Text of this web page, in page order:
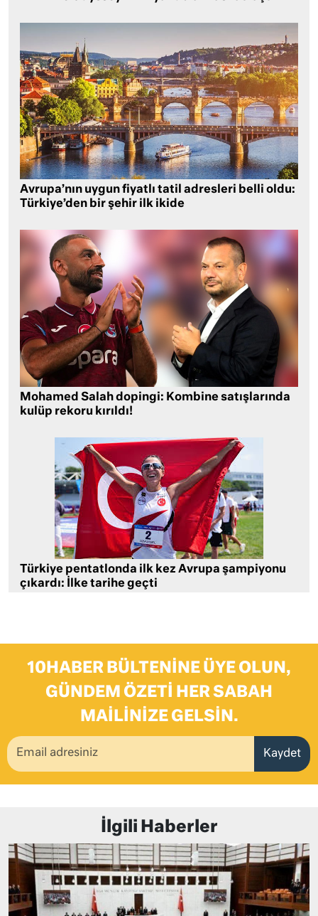
Avrupa’nın uygun fiyatlı tatil adresleri belli oldu:
Türkiye’den bir şehir ilk ikide
Mohamed Salah dopingi: Kombine satışlarında
kulüp rekoru kırıldı!
Türkiye pentatlonda ilk kez Avrupa şampiyonu
çıkardı: İlke tarihe geçti
10HABER BÜLTENINE ÜYE OLUN,
GÜNDEM ÖZETI HER SABAH
MAILINIZE GELSIN.
Kaydet
İlgili Haberler